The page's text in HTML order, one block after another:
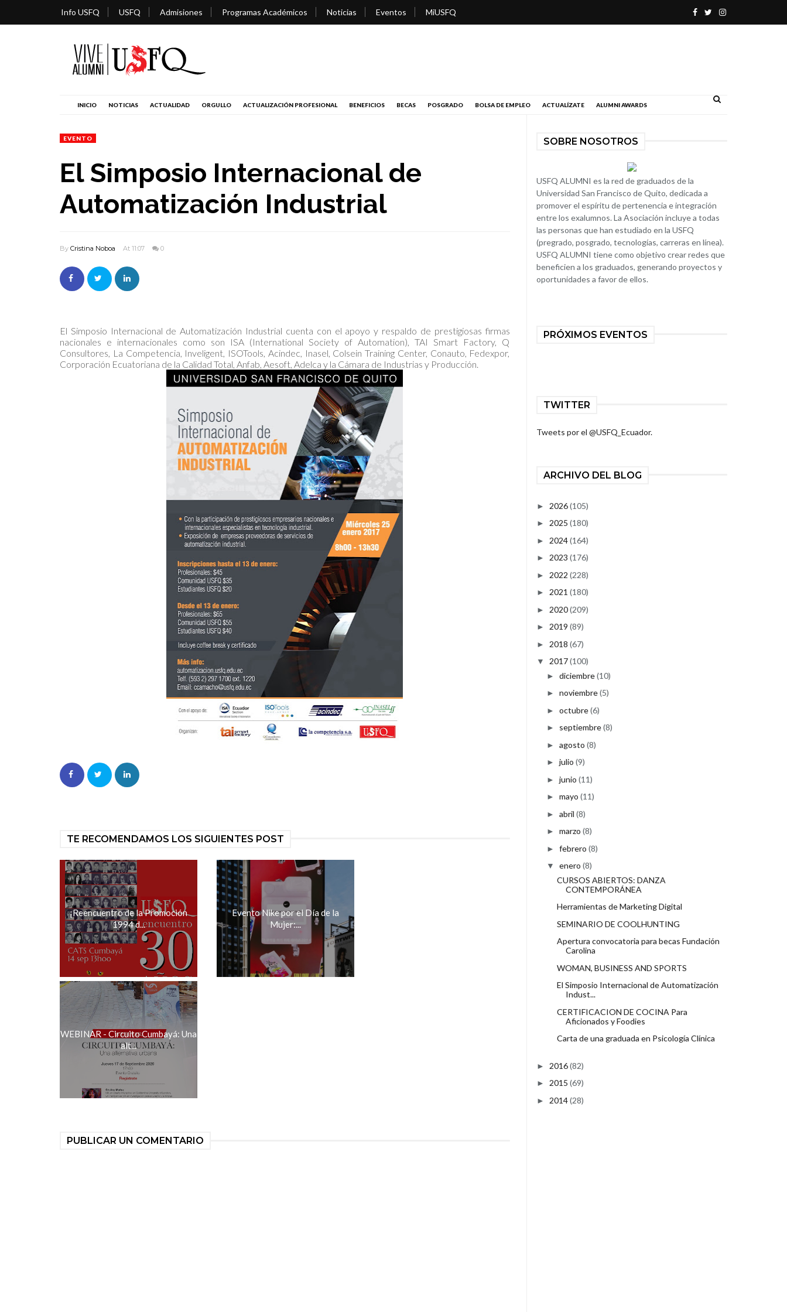
Info USFQ USFQ Admisiones Programas Académicos Noticias Eventos MiUSFQ
INICIO NOTICIAS ACTUALIDAD ORGULLO ACTUALIZACIÓN PROFESIONAL BENEFICIOS BECAS POSGRADO BOLSA DE EMPLEO ACTUALÍZATE ALUMNI AWARDS
EVENTO
El Simposio Internacional de
Automatización Industrial
By Cristina Noboa At 11:07 0
El Simposio Internacional de Automatización Industrial cuenta con el apoyo y respaldo de prestigiosas firmas
nacionales e internacionales como son ISA (International Society of Automation), TAI Smart Factory, Q
Consultores, La Competencia, Inveligent, ISOTools, Acindec, Inasel, Colsein Training Center, Conauto, Fedexpor,
Corporación Ecuatoriana de la Calidad Total, Anfab, Aesoft, Adelca y la Cámara de Industrias y Producción.
TE RECOMENDAMOS LOS SIGUIENTES POST
¡Reencuentro de la Promoción
1994 d...
Evento Nike por el Día de la
Mujer:...
WEBINAR - Circuito Cumbayá: Una
alt...
PUBLICAR UN COMENTARIO
SOBRE NOSOTROS
USFQ ALUMNI es la red de graduados de la
Universidad San Francisco de Quito, dedicada a
promover el espíritu de pertenencia e integración
entre los exalumnos. La Asociación incluye a todas
las personas que han estudiado en la USFQ
(pregrado, posgrado, tecnologías, carreras en línea).
USFQ ALUMNI tiene como objetivo crear redes que
beneficien a los graduados, generando proyectos y
oportunidades a favor de ellos.
PRÓXIMOS EVENTOS
TWITTER
Tweets por el @USFQ_Ecuador.
ARCHIVO DEL BLOG
► 2026(105)
► 2025 (180)
► 2024(164)
► 2023 (176)
► 2022 (228)
► 2021 (180)
► 2020(209)
► 2019 (89)
► 2018 (67)
▼ 2017(100)
► diciembre(10)
► noviembre(5)
► octubre(6)
► septiembre(8)
► agosto (8)
► julio (9)
► junio (11)
► mayo (11)
► abril (8)
► marzo (8)
► febrero (8)
▼ enero (8)
CURSOS ABIERTOS: DANZA
CONTEMPORÁNEA
Herramientas de Marketing Digital
SEMINARIO DE COOLHUNTING
Apertura convocatoria para becas Fundación
Carolina
WOMAN, BUSINESS AND SPORTS
El Simposio Internacional de Automatización
Indust...
CERTIFICACION DE COCINA Para
Aficionados y Foodies
Carta de una graduada en Psicología Clínica
► 2016(82)
► 2015 (69)
► 2014(28)